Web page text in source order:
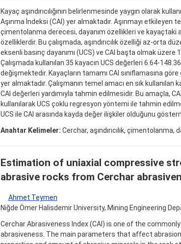
Kayaç aşındırıcılığının belirlenmesinde yaygın olarak
Aşınma İndeksi (CAI) yer almaktadır. Aşınmayı etkileyen
çimentolanma derecesi, dayanım özellikleri ve kayaçtaki
özelliklerdir. Bu çalışmada, aşındırıcılık özelliği az-orta
eksenli basınç dayanımı (UCS) ve CAI başta olmak
Çalışmada kullanılan 35 kayacın UCS değerleri 6.64-
değişmektedir. Kayaçların tamamı CAI sınıflamasına göre
yer almaktadır. Çalışmanın temel amacı en sık
CAI değerleri yardımıyla tahmin edilmesidir. Bu amaçla,
kullanılarak UCS çoklu regresyon yöntemi ile tahmin
UCS ile CAI arasında kayda değer ilişkiler olduğunu
Anahtar Kelimeler: Cerchar, aşındırıcılık, çimentolanma,
Estimation of uniaxial compressive
abrasive rocks from Cerchar
Ahmet Teymen
Niğde Ömer Halisdemir University, Mining Engineering
Cerchar Abrasiveness Index (CAI) is one of the
abrasiveness. The main parameters that affect